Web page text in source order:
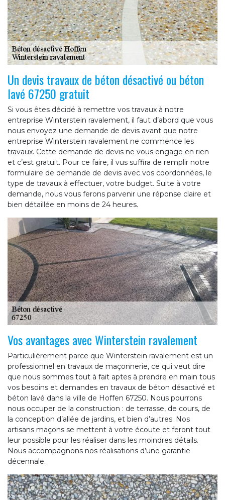
Un devis travaux de béton désactivé ou béton
lavé 67250 gratuit
Si vous êtes décidé à remettre vos travaux à notre
entreprise Winterstein ravalement, il faut d’abord que vous
nous envoyez une demande de devis avant que notre
entreprise Winterstein ravalement ne commence les
travaux. Cette demande de devis ne vous engage en rien
et c’est gratuit. Pour ce faire, il vus suffira de remplir notre
formulaire de demande de devis avec vos coordonnées, le
type de travaux à effectuer, votre budget. Suite à votre
demande, nous vous ferons parvenir une réponse claire et
bien détaillée en moins de 24 heures.
Vos avantages avec Winterstein ravalement
Particulièrement parce que Winterstein ravalement est un
professionnel en travaux de maçonnerie, ce qui veut dire
que nous sommes tout à fait aptes à prendre en main tous
vos besoins et demandes en travaux de béton désactivé et
béton lavé dans la ville de Hoffen 67250. Nous pourrons
nous occuper de la construction : de terrasse, de cours, de
la conception d’allée de jardins, et bien d’autres. Nos
artisans maçons se mettent à votre écoute et feront tout
leur possible pour les réaliser dans les moindres détails.
Nous accompagnons nos réalisations d’une garantie
décennale.